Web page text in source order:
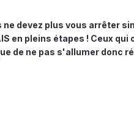
devez plus vous arrêter
en pleins étapes ! Ceux qui
de ne pas s'allumer donc